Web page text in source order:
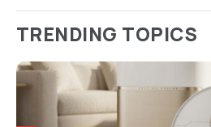
TRENDING TOPICS